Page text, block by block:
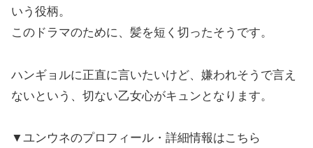
いう役柄。
このドラマのために、髪を短く切ったそうです。
ハンギョルに正直に言いたいけど、嫌われそうで言え
ないという、切ない乙女心がキュンとなります。
▼ユンウネのプロフィール・詳細情報はこちら